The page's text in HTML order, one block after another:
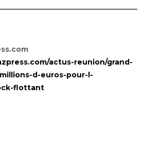
actus-reunion/grand-
d-euros-pour-l-
flottant